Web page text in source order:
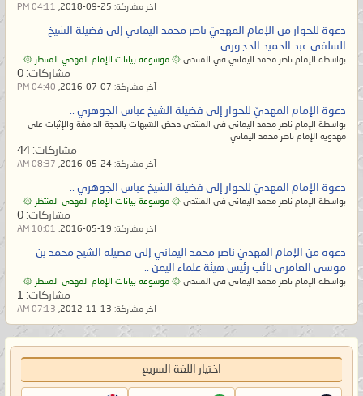
آخر مشاركة: 04:11 PM
دعوة للحوار من الإمام المهديّ ناصر محمد اليماني إلى فضيلة الشيخ
السلفي عبد الحميد الحجوري ..
بواسطة الإمام ناصر محمد اليماني في المنتدى ۞ موسوعة بيانات الإمام المهدي المنتظر ۞
مشاركات:
آخر مشاركة: 04:40 PM
دعوة الإمام المهديّ للحوار إلى فضيلة الشيخ عباس الجوهري ..
بواسطة الإمام ناصر محمد اليماني في المنتدى دحض الشبهات بالحجة الدامغة والإثبات على
مهدوية الإمام ناصر محمد اليماني
مشاركات:
آخر مشاركة: 08:37 AM
دعوة الإمام المهديّ للحوار إلى فضيلة الشيخ عباس الجوهري ..
بواسطة الإمام ناصر محمد اليماني في المنتدى ۞ موسوعة بيانات الإمام المهدي المنتظر ۞
مشاركات:
آخر مشاركة: 10:01 AM
دعوة من الإمام المهديّ ناصر محمد اليماني إلى فضيلة الشيخ محمد بن
موسى العامري نائب رئيس هيئة علماء اليمن ..
بواسطة الإمام ناصر محمد اليماني في المنتدى ۞ موسوعة بيانات الإمام المهدي المنتظر ۞
مشاركات:
آخر مشاركة: 07:13 AM
اختيار اللغة السريع